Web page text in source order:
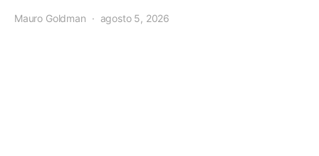
Mauro Goldman agosto 5, 2026